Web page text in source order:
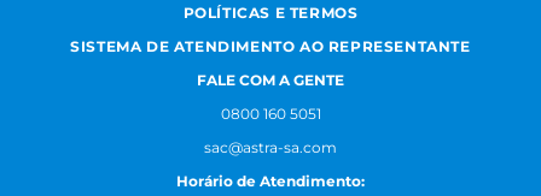
POLÍTICAS E TERMOS
SISTEMA DE ATENDIMENTO AO REPRESENTANTE
FALE COM A GENTE
0800 160 5051
sac@astra-sa.com
Horário de Atendimento: